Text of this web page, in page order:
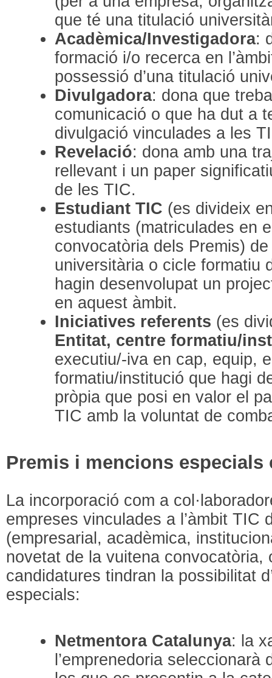
que té una titulació
Acadèmica/Investigadora:
formació i/o recerca en
possessió d’una titulació
Divulgadora: dona que
comunicació o que ha dut a
divulgació vinculades a les
Revelació: dona amb una
rellevant i un paper
de les TIC.
Estudiant TIC (es divideix
estudiants (matriculades en
convocatòria dels Premis)
universitària o cicle formatiu
hagin desenvolupat un
en aquest àmbit.
Iniciatives referents (es
Entitat, centre formatiu/
executiu/-iva en cap, equip,
formatiu/institució que hagi
pròpia que posi en valor el
TIC amb la voluntat de
Premis i mencions especials
La incorporació com a
empreses vinculades a l’àmbit TIC
(empresarial, acadèmica,
novetat de la vuitena convocatòria,
candidatures tindran la possibilitat
especials:
Netmentora Catalunya: la
l’emprenedoria seleccionarà